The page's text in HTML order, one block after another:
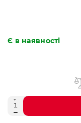
Є в наявності